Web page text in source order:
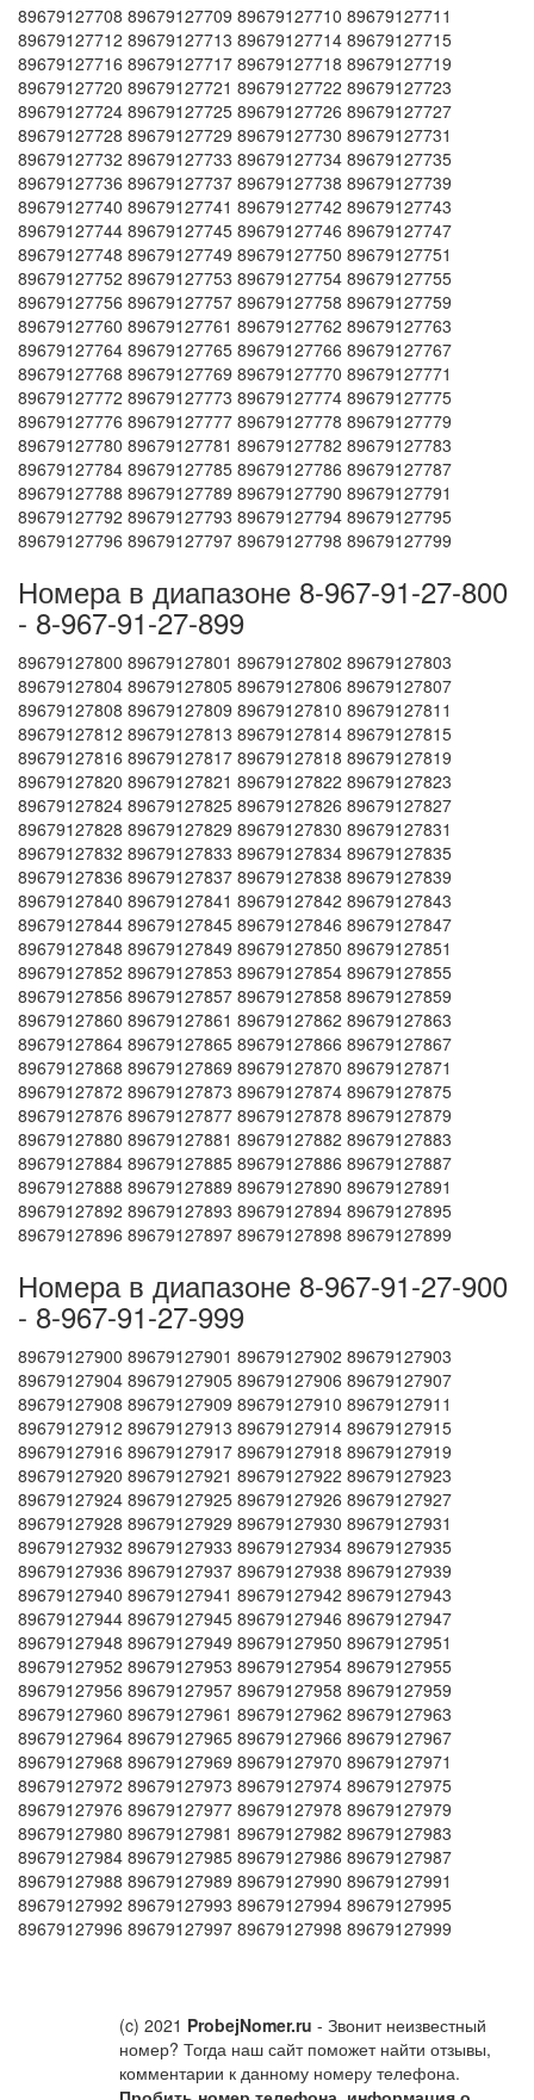
89679127708 89679127709 89679127710 89679127711
89679127712 89679127713 89679127714 89679127715
89679127716 89679127717 89679127718 89679127719
89679127720 89679127721 89679127722 89679127723
89679127724 89679127725 89679127726 89679127727
89679127728 89679127729 89679127730 89679127731
89679127732 89679127733 89679127734 89679127735
89679127736 89679127737 89679127738 89679127739
89679127740 89679127741 89679127742 89679127743
89679127744 89679127745 89679127746 89679127747
89679127748 89679127749 89679127750 89679127751
89679127752 89679127753 89679127754 89679127755
89679127756 89679127757 89679127758 89679127759
89679127760 89679127761 89679127762 89679127763
89679127764 89679127765 89679127766 89679127767
89679127768 89679127769 89679127770 89679127771
89679127772 89679127773 89679127774 89679127775
89679127776 89679127777 89679127778 89679127779
89679127780 89679127781 89679127782 89679127783
89679127784 89679127785 89679127786 89679127787
89679127788 89679127789 89679127790 89679127791
89679127792 89679127793 89679127794 89679127795
89679127796 89679127797 89679127798 89679127799
Номера в диапазоне 8-967-91-27-800
- 8-967-91-27-899
89679127800 89679127801 89679127802 89679127803
89679127804 89679127805 89679127806 89679127807
89679127808 89679127809 89679127810 89679127811
89679127812 89679127813 89679127814 89679127815
89679127816 89679127817 89679127818 89679127819
89679127820 89679127821 89679127822 89679127823
89679127824 89679127825 89679127826 89679127827
89679127828 89679127829 89679127830 89679127831
89679127832 89679127833 89679127834 89679127835
89679127836 89679127837 89679127838 89679127839
89679127840 89679127841 89679127842 89679127843
89679127844 89679127845 89679127846 89679127847
89679127848 89679127849 89679127850 89679127851
89679127852 89679127853 89679127854 89679127855
89679127856 89679127857 89679127858 89679127859
89679127860 89679127861 89679127862 89679127863
89679127864 89679127865 89679127866 89679127867
89679127868 89679127869 89679127870 89679127871
89679127872 89679127873 89679127874 89679127875
89679127876 89679127877 89679127878 89679127879
89679127880 89679127881 89679127882 89679127883
89679127884 89679127885 89679127886 89679127887
89679127888 89679127889 89679127890 89679127891
89679127892 89679127893 89679127894 89679127895
89679127896 89679127897 89679127898 89679127899
Номера в диапазоне 8-967-91-27-900
- 8-967-91-27-999
89679127900 89679127901 89679127902 89679127903
89679127904 89679127905 89679127906 89679127907
89679127908 89679127909 89679127910 89679127911
89679127912 89679127913 89679127914 89679127915
89679127916 89679127917 89679127918 89679127919
89679127920 89679127921 89679127922 89679127923
89679127924 89679127925 89679127926 89679127927
89679127928 89679127929 89679127930 89679127931
89679127932 89679127933 89679127934 89679127935
89679127936 89679127937 89679127938 89679127939
89679127940 89679127941 89679127942 89679127943
89679127944 89679127945 89679127946 89679127947
89679127948 89679127949 89679127950 89679127951
89679127952 89679127953 89679127954 89679127955
89679127956 89679127957 89679127958 89679127959
89679127960 89679127961 89679127962 89679127963
89679127964 89679127965 89679127966 89679127967
89679127968 89679127969 89679127970 89679127971
89679127972 89679127973 89679127974 89679127975
89679127976 89679127977 89679127978 89679127979
89679127980 89679127981 89679127982 89679127983
89679127984 89679127985 89679127986 89679127987
89679127988 89679127989 89679127990 89679127991
89679127992 89679127993 89679127994 89679127995
89679127996 89679127997 89679127998 89679127999
(c) 2021 ProbejNomer.ru - Звонит неизвестный
номер? Тогда наш сайт поможет найти отзывы,
комментарии к данному номеру телефона.